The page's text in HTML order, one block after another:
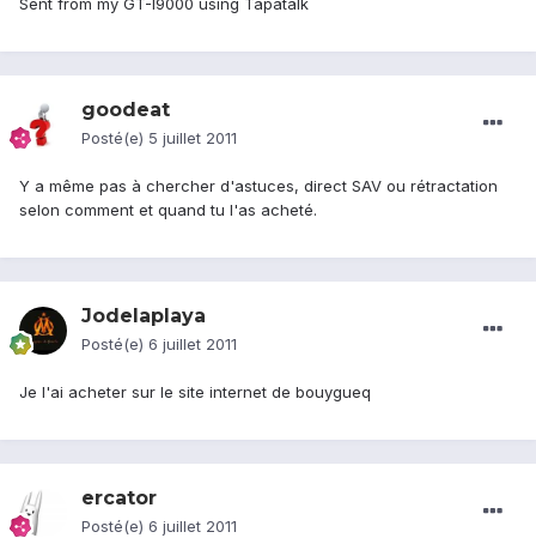
Sent from my GT-I9000 using Tapatalk
goodeat
Posté(e) 5 juillet 2011
Y a même pas à chercher d'astuces, direct SAV ou rétractation
selon comment et quand tu l'as acheté.
Jodelaplaya
Posté(e) 6 juillet 2011
Je l'ai acheter sur le site internet de bouygueq
ercator
Posté(e) 6 juillet 2011